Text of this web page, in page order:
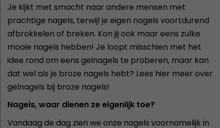
Je kijkt met smacht naar andere mensen met
prachtige nagels, terwijl je eigen nagels voortdurend
afbrokkelen of breken. Kon jij ook maar eens zulke
mooie nagels hebben! Je loopt misschien met het
idee rond om eens gelnagels te proberen, maar kan
dat wel als je broze nagels hebt? Lees hier meer over
gelnagels bij broze nagels!
Nagels, waar dienen ze eigenlijk toe?
Vandaag de dag zien we onze nagels voornamelijk in